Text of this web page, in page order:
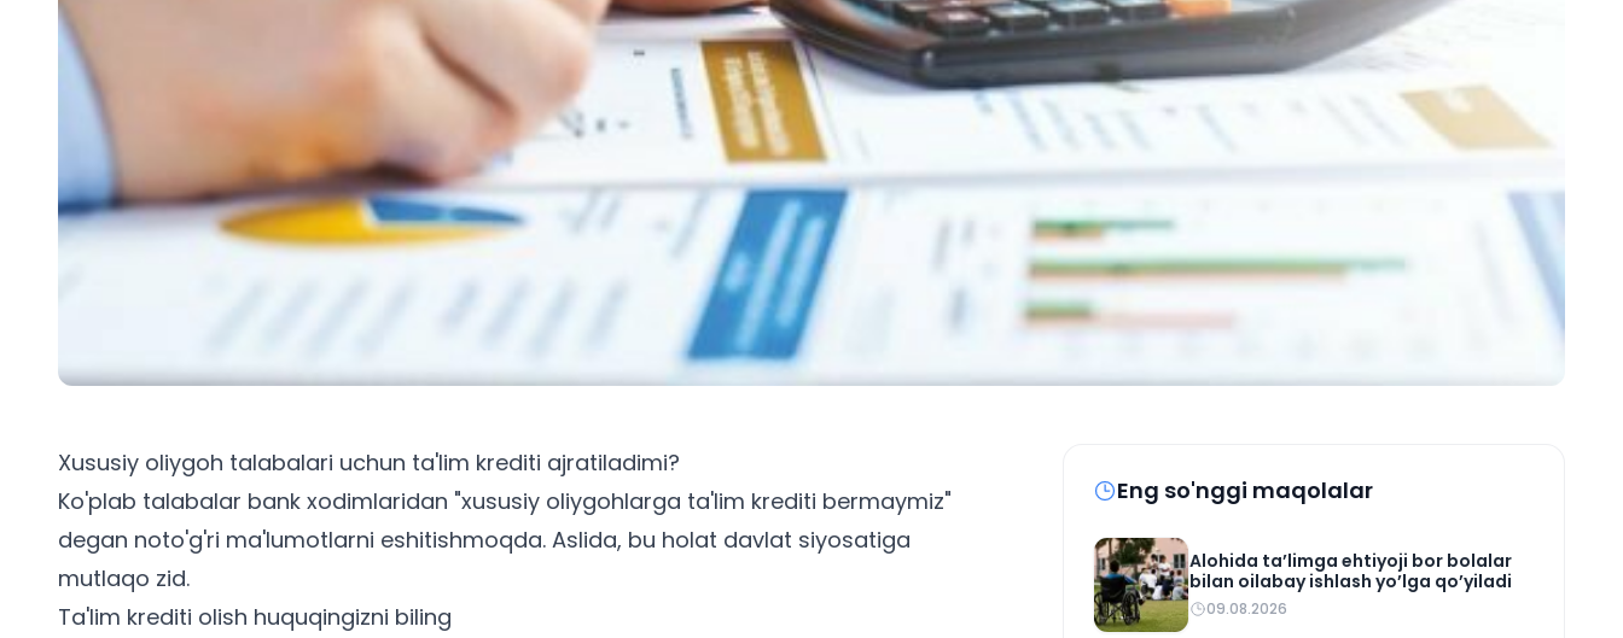
Xususiy oliygoh talabalari uchun ta'lim krediti ajratiladimi?
Ko'plab talabalar bank xodimlaridan "xususiy oliygohlarga ta'lim krediti bermaymiz"
degan noto'g'ri ma'lumotlarni eshitishmoqda. Aslida, bu holat davlat siyosatiga
mutlaqo zid.
Ta'lim krediti olish huquqingizni biling
Eng so'nggi maqolalar
Alohida ta’limga ehtiyoji bor bolalar
bilan oilabay ishlash yo’lga qo’yiladi
09.08.2026